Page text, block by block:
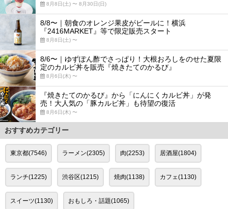
8月8日(土) 〜 8月30日(日)
8/8〜｜朝食のオレンジ果皮がビールに！横浜
『2416MARKET』等で限定販売スタート
8月8日(土) 〜
8/6〜｜ゆずぽん酢でさっぱり！大根おろしをのせた夏限
定のカルビ丼を販売『焼きたてのかるび』
8月6日(木) 〜
『焼きたてのかるび』から「にんにくカルビ丼」が発
売！大人気の「豚カルビ丼」も待望の復活
8月6日(木) 〜
おすすめカテゴリー
東京都(7546) ラーメン(2305) 肉(2253) 居酒屋(1804)
ランチ(1225) 渋谷区(1215) 焼肉(1138) カフェ(1130)
スイーツ(1130) おもしろ・話題(1065)